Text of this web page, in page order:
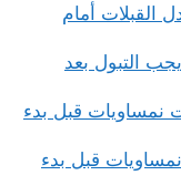
القبلات أمام
التبول بعد
تصدم 3 سباحات نمساويات قبل بدء